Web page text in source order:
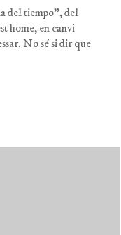
del tiempo", del
home, en canvi
No sé si dir que